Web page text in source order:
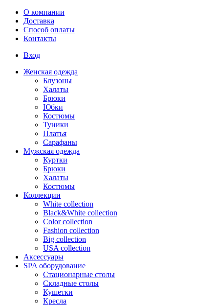
Перейти к основному содержанию
О компании
Доставка
Способ оплаты
Контакты
Вход
Женская одежда
Блузоны
Халаты
Брюки
Юбки
Костюмы
Туники
Платья
Сарафаны
Мужская одежда
Куртки
Брюки
Халаты
Костюмы
Коллекции
White collection
Black&White collection
Color collection
Fashion collection
Big collection
USA collection
Аксессуары
SPA оборудование
Стационарные столы
Складные столы
Кушетки
Кресла